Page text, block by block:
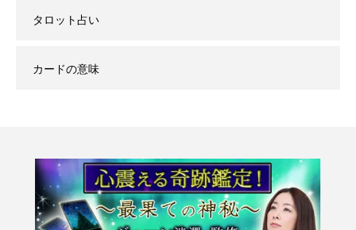
タロット占い
カードの意味